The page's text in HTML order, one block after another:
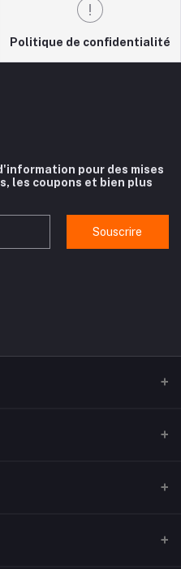
Politique de confidentialité
pour des mises
les coupons et bien plus
Souscrire